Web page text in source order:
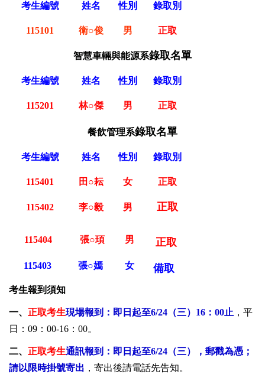
考生編號 姓名 性別 錄取別
115101 衛○俊 男 正取
智慧車輛與能源系錄取名單
考生編號 姓名 性別 錄取別
115201 林○傑 男 正取
餐飲管理系錄取名單
考生編號 姓名 性別 錄取別
115401 田○耘 女 正取
115402 李○毅 男 正取
115404 張○頊 男 正取
115403 張○嫣 女 備取
考生報到須知
一、 正取考生現場報到：即日起至6/24（三）16：00止 ，平
日：09：00-16：00。
二、 正取考生通訊報到：即日起至6/24（三），郵戳為憑；
請以限時掛號寄出 ，寄出後請電話先告知。